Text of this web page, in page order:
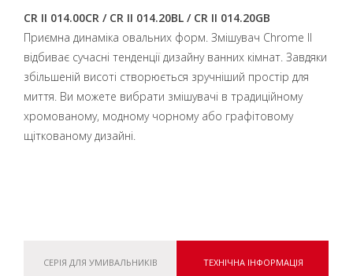
CR II 014.00CR / CR II 014.20BL / CR II 014.20GB
Приємна динаміка овальних форм. Змішувач Chrome II
відбиває сучасні тенденції дизайну ванних кімнат. Завдяки
збільшеній висоті створюється зручніший простір для
миття. Ви можете вибрати змішувачі в традиційному
хромованому, модному чорному або графітовому
щіткованому дизайні.
СЕРІЯ ДЛЯ УМИВАЛЬНИКІВ ТЕХНІЧНА ІНФОРМАЦІЯ